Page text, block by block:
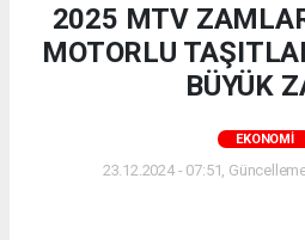
2025 MTV
MOTORLU
BÜYÜK
EKONOMI
23.12.2024 - 07:51,